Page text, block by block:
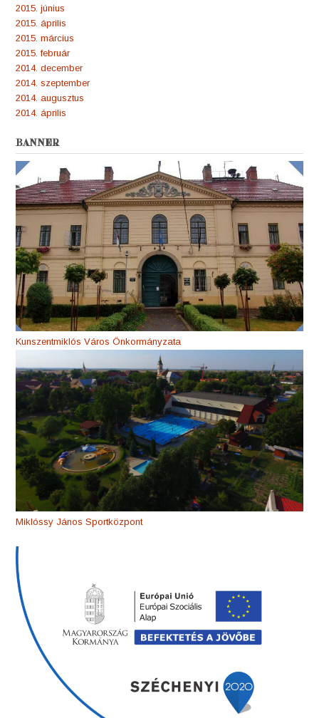
2015. június
2015. április
2015. március
2015. február
2014. december
2014. szeptember
2014. augusztus
2014. április
BANNER
Kunszentmiklós Város Önkormányzata
Miklóssy János Sportközpont